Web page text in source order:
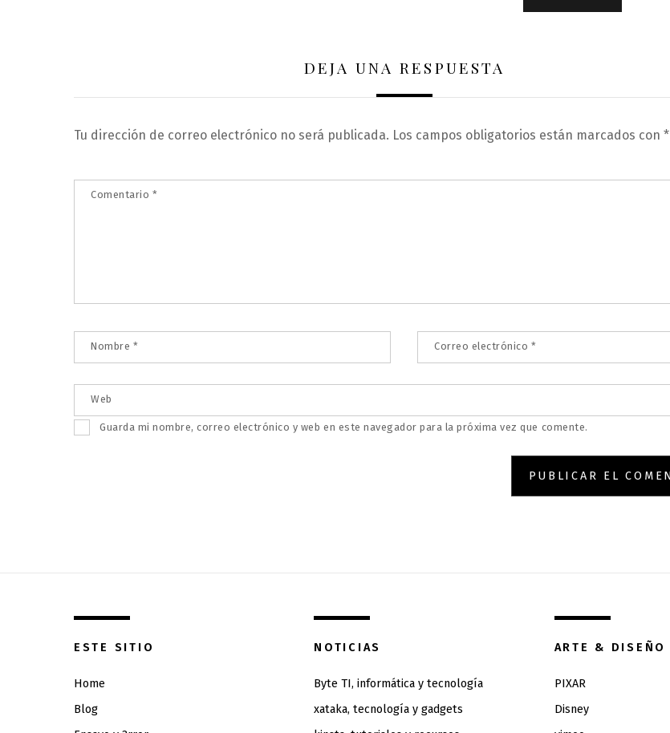
DEJA UNA RESPUESTA
Tu dirección de correo electrónico no será publicada. Los campos obligatorios están marcados con *
Comentario *
Nombre * Correo electrónico *
Web
Guarda mi nombre, correo electrónico y web en este navegador para la próxima vez que comente.
ESTE SITIO
Home
Blog
NOTICIAS
Byte TI, informática y tecnología
xataka, tecnología y gadgets
ARTE & DISEÑO
PIXAR
Disney